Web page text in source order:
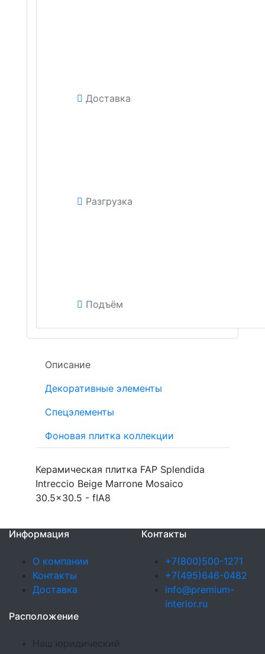
Доставка
Разгрузка
Подъём
Описание
Декоративные элементы
Спецэлементы
Фоновая плитка коллекции
Керамическая плитка FAP Splendida
Intreccio Beige Marrone Mosaico
30.5x30.5 - fIA8
Информация
О компании
Контакты
Доставка
Контакты
+7(800)500-1271
+7(495)646-0482
info@premium-
interior.ru
Расположение
Наш юридический